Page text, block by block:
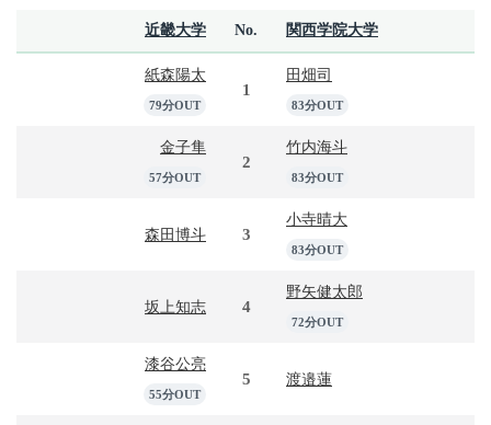
近畿大学 No. 関西学院大学
紙森陽太
79分OUT
1
田畑司
83分OUT
金子隼
57分OUT
2
竹内海斗
83分OUT
森田博斗 3
小寺晴大
83分OUT
坂上知志 4
野矢健太郎
72分OUT
漆谷公亮
55分OUT
5 渡邉蓮